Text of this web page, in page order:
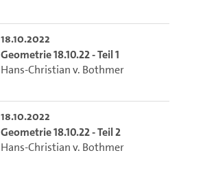
18.10.2022
Geometrie 18.10.22 - Teil 1
Hans-Christian v. Bothmer
18.10.2022
Geometrie 18.10.22 - Teil 2
Hans-Christian v. Bothmer